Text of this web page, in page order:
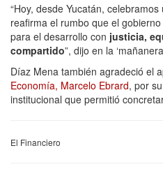
“Hoy, desde Yucatán,
reafirma el rumbo que el
para el desarrollo con justicia,
compartido”, dijo en la
Díaz Mena también agradeció el
Economía, Marcelo Ebrard, por
institucional que permitió
El Financiero